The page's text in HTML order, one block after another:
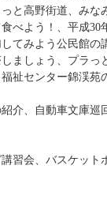
と高野街道、みな
べよう！、平成
てみよう公民館の
しましょう、プラ
祉センター錦渓苑
介、自動車文庫巡
習会、バスケット